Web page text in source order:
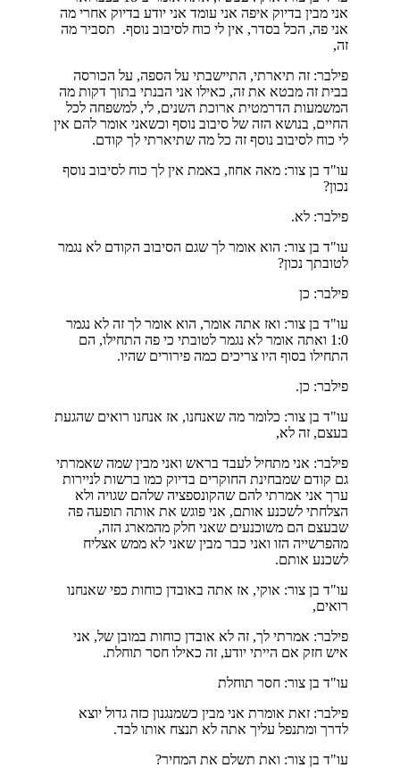
אני מבין בדיוק איפה אני עומד אני יודע בדיוק אחרי מה
אני פה, הכל בסדר, אין לי כוח לסיבוב נוסף. תסביר מה
זה,
פילבר: זה תיארתי, התיישבתי על הספה, על הכורסה
בבית זה מבטא את זה, כאילו אני הבנתי בתוך דקות מה
המשמעות הדרמטית ארוכת השנים, לי, למשפחה לכל
החיים, בנושא הזה של סיבוב נוסף וכשאני אומר להם אין
לי כוח לסיבוב נוסף זה כל מה שתיארתי לך קודם.
עו"ד בן צור: מאה אחוז, באמת אין לך כוח לסיבוב נוסף
נכון?
פילבר: לא.
עו"ד בן צור: הוא אומר לך שגם הסיבוב הקודם לא נגמר
לטובתך נכון?
פילבר: כן
עו"ד בן צור: ואז אתה אומר, הוא אומר לך זה לא נגמר
1:0 ואתה אומר לא נגמר לטובתי כי פה התחילו, הם
התחילו בסוף היו צריכים כמה פירורים שהיו.
פילבר: כן.
עו"ד בן צור: כלומר מה שאנחנו, אז אנחנו רואים שהגעת
בעצם, זה לא,
פילבר: אני מתחיל לעבד בראש ואני מבין שמה שאמרתי
גם קודם שמבחינת החוקרים בדיוק כמו ברשות לניירות
ערך אני אמרתי להם שהקונספציה שלהם שגויה ולא
הצלחתי לשכנע אותם, אני פוגש את אותה תופעה פה
שבעצם הם משוכנעים שאני חלק מהמארג הזה,
מהפרשייה הזו ואני כבר מבין שאני לא ממש אצליח
לשכנע אותם.
עו"ד בן צור: אוקי, אז אתה באובדן כוחות כפי שאנחנו
רואים,
פילבר: אמרתי לך, זה לא אובדן כוחות במובן של, אני
איש חזק אם הייתי יודע, זה כאילו חסר תוחלת.
עו"ד בן צור: חסר תוחלת
פילבר: זאת אומרת אני מבין כשמנגנון כזה גדול יוצא
לדרך ומתנפל עליך אתה לא תנצח אותו לבד.
עו"ד בן צור: ואת תשלם את המחיר?